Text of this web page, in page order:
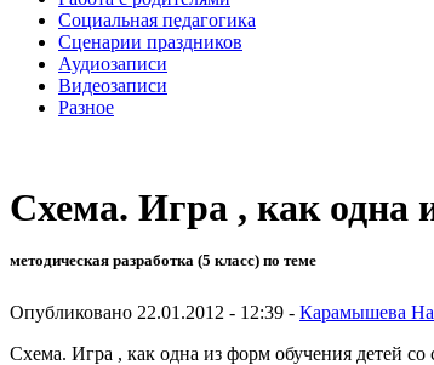
Социальная педагогика
Сценарии праздников
Аудиозаписи
Видеозаписи
Разное
Схема. Игра , как одна
методическая разработка (5 класс) по теме
Опубликовано 22.01.2012 - 12:39 - Карамышева
Схема. Игра , как одна из форм обучения детей со